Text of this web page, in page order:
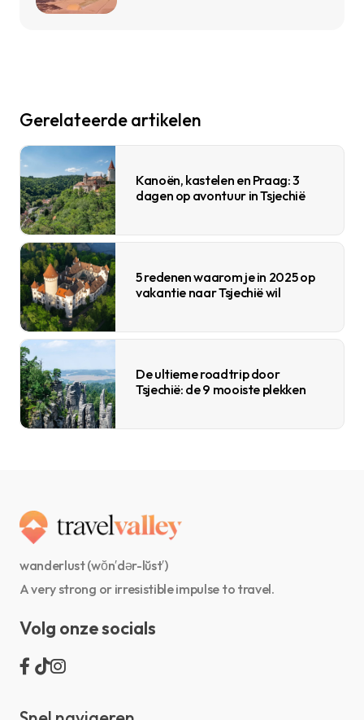
Gerelateerde artikelen
Kanoën, kastelen en Praag: 3
dagen op avontuur in Tsjechië
5 redenen waarom je in 2025 op
vakantie naar Tsjechië wil
De ultieme roadtrip door
Tsjechië: de 9 mooiste plekken
wanderlust (wŏn′dər-lŭst′)
A very strong or irresistible impulse to travel.
Volg onze socials